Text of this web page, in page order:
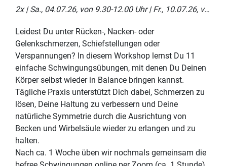
2x | Sa., 04.07.26, von 9.30-12.00 Uhr | Fr., 10.07.26, von 16.30-17.30 Uhr
Leidest Du unter Rücken-, Nacken- oder
Gelenkschmerzen, Schiefstellungen oder
Verspannungen? In diesem Workshop lernst Du 11
einfache Schwingungsübungen, mit denen Du Deinen
Körper selbst wieder in Balance bringen kannst.
Tägliche Praxis unterstützt Dich dabei, Schmerzen zu
lösen, Deine Haltung zu verbessern und Deine
natürliche Symmetrie durch die Ausrichtung von
Becken und Wirbelsäule wieder zu erlangen und zu
halten.
Nach ca. 1 Woche üben wir nochmals gemeinsam die